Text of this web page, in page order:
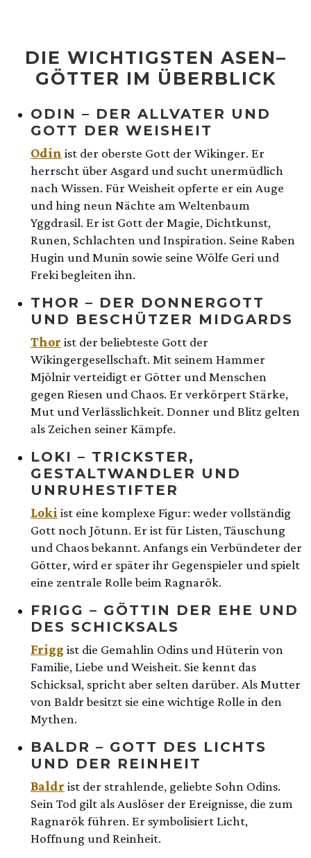
DIE WICHTIGSTEN ASEN–
GÖTTER IM ÜBERBLICK
ODIN – DER ALLVATER UND
GOTT DER WEISHEIT
Odin ist der oberste Gott der Wikinger. Er
herrscht über Asgard und sucht unermüdlich
nach Wissen. Für Weisheit opferte er ein Auge
und hing neun Nächte am Weltenbaum
Yggdrasil. Er ist Gott der Magie, Dichtkunst,
Runen, Schlachten und Inspiration. Seine Raben
Hugin und Munin sowie seine Wölfe Geri und
Freki begleiten ihn.
THOR – DER DONNERGOTT
UND BESCHÜTZER MIDGARDS
Thor ist der beliebteste Gott der
Wikingergesellschaft. Mit seinem Hammer
Mjölnir verteidigt er Götter und Menschen
gegen Riesen und Chaos. Er verkörpert Stärke,
Mut und Verlässlichkeit. Donner und Blitz gelten
als Zeichen seiner Kämpfe.
LOKI – TRICKSTER,
GESTALTWANDLER UND
UNRUHESTIFTER
Loki ist eine komplexe Figur: weder vollständig
Gott noch Jötunn. Er ist für Listen, Täuschung
und Chaos bekannt. Anfangs ein Verbündeter der
Götter, wird er später ihr Gegenspieler und spielt
eine zentrale Rolle beim Ragnarök.
FRIGG – GÖTTIN DER EHE UND
DES SCHICKSALS
Frigg ist die Gemahlin Odins und Hüterin von
Familie, Liebe und Weisheit. Sie kennt das
Schicksal, spricht aber selten darüber. Als Mutter
von Baldr besitzt sie eine wichtige Rolle in den
Mythen.
BALDR – GOTT DES LICHTS
UND DER REINHEIT
Baldr ist der strahlende, geliebte Sohn Odins.
Sein Tod gilt als Auslöser der Ereignisse, die zum
Ragnarök führen. Er symbolisiert Licht,
Hoffnung und Reinheit.